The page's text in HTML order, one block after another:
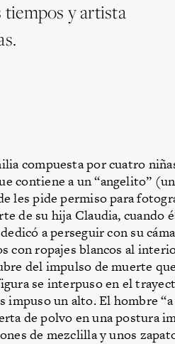
tiempos y artista
compuesta por cuatro
contiene a un “angelito”
les pide permiso para
de su hija Claudia, cuando
a perseguir con su
con ropajes blancos al
del impulso de muerte
se interpuso en el
impuso un alto. El hombre
de polvo en una postura
de mezclilla y unos